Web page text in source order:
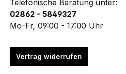
Telefonische Beratung unter:
02862 - 5849327
Mo-Fr, 09:00 - 17:00 Uhr
Vertrag widerrufen